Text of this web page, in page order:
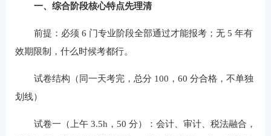
一、综合阶段核心特点先理清
前提：必须 6 门专业阶段全部通过才能报考；无 5 年有
效期限制，什么时候考都行。
试卷结构（同一天考完，总分 100，60 分合格，不单独
划线）
试卷一（上午 3.5h，50 分）：会计、审计、税法融合，